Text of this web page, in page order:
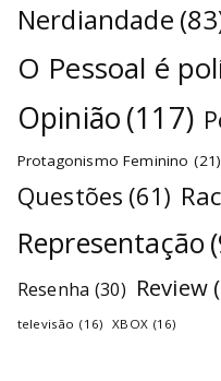
Nerdiandade
O Pessoal é
Opinião(117)
Protagonismo Feminino (21)
Questões (61)
Representação
Resenha (30) Review
televisão (16) XBOX (16)